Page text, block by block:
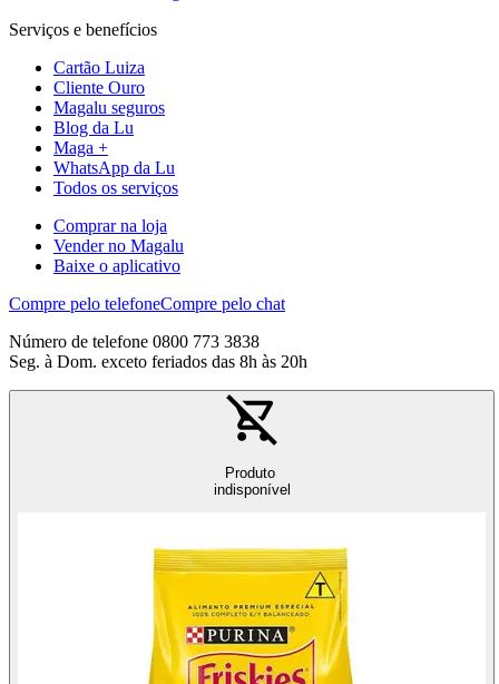
Serviços e benefícios
Cartão Luiza
Cliente Ouro
Magalu seguros
Blog da Lu
Maga +
WhatsApp da Lu
Todos os serviços
Comprar na loja
Vender no Magalu
Baixe o aplicativo
Compre pelo telefoneCompre pelo chat
Número de telefone 0800 773 3838
Seg. à Dom. exceto feriados das 8h às 20h
Produto
indisponível